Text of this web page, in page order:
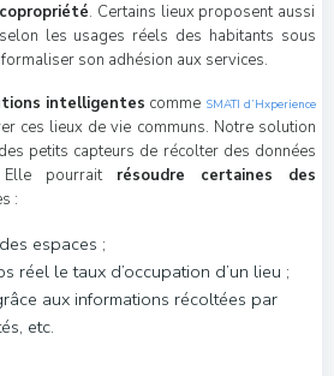
. Certains lieux proposent aussi
les usages réels des habitants sous
son adhésion aux services.
intelligentes comme SMATI d’Hxperience
ces lieux de vie communs. Notre solution
petits capteurs de récolter des données
pourrait résoudre certaines des
:
espaces ;
réel le taux d’occupation d’un lieu ;
aux informations récoltées par
etc.